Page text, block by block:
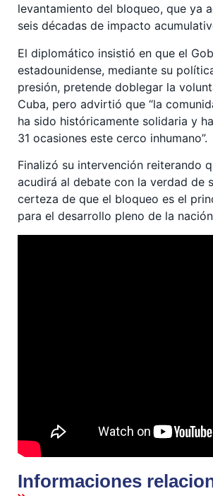
levantamiento del bloqueo, que ya
seis décadas de impacto
El diplomático insistió en que el
estadounidense, mediante su
presión, pretende doblegar la
Cuba, pero advirtió que “la
ha sido históricamente solidaria y
31 ocasiones este cerco inhumano”.
Finalizó su intervención reiterando
acudirá al debate con la verdad de
certeza de que el bloqueo es el
para el desarrollo pleno de la
Informaciones